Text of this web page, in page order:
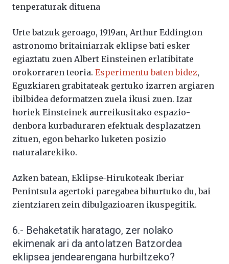
tenperaturak dituena
Urte batzuk geroago, 1919an, Arthur Eddington
astronomo britainiarrak eklipse bati esker
egiaztatu zuen Albert Einsteinen erlatibitate
orokorraren teoria. Esperimentu baten bidez,
Eguzkiaren grabitateak gertuko izarren argiaren
ibilbidea deformatzen zuela ikusi zuen. Izar
horiek Einsteinek aurreikusitako espazio-
denbora kurbaduraren efektuak desplazatzen
zituen, egon beharko luketen posizio
naturalarekiko.
Azken batean, Eklipse-Hirukoteak Iberiar
Penintsula agertoki paregabea bihurtuko du, bai
zientziaren zein dibulgazioaren ikuspegitik.
6.- Behaketatik haratago, zer nolako
ekimenak ari da antolatzen Batzordea
eklipsea jendearengana hurbiltzeko?